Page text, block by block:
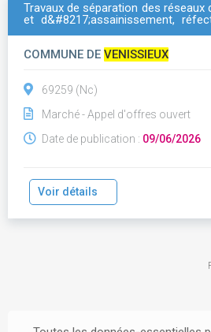
Travaux de séparation des réseaux
et d&#8217;assainissement,
COMMUNE DE VENISSIEUX
69259 (Nc)
Marché - Appel d'offres ouvert
Date de publication : 09/06/2026
Voir détails